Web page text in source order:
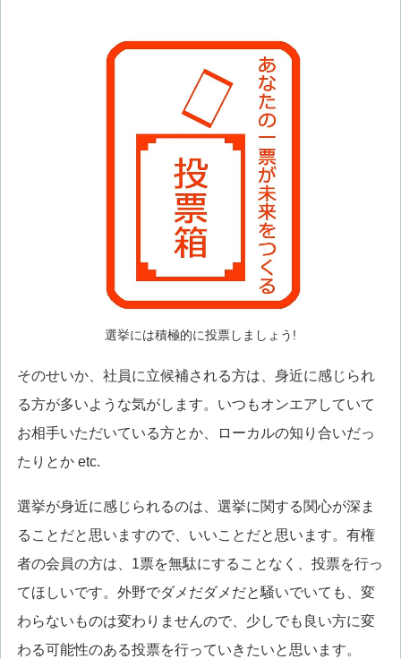
選挙には積極的に投票しましょう!
そのせいか、社員に立候補される方は、身近に感じられ
る方が多いような気がします。いつもオンエアしていて
お相手いただいている方とか、ローカルの知り合いだっ
たりとか etc.
選挙が身近に感じられるのは、選挙に関する関心が深ま
ることだと思いますので、いいことだと思います。有権
者の会員の方は、1票を無駄にすることなく、投票を行っ
てほしいです。外野でダメだダメだと騒いでいても、変
わらないものは変わりませんので、少しでも良い方に変
わる可能性のある投票を行っていきたいと思います。